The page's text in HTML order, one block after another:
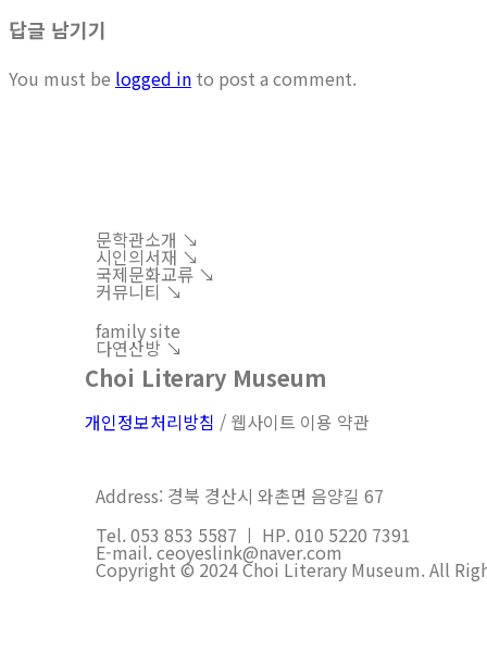
답글 남기기
You must be logged in to post a comment.
문학관소개 ↘︎
시인의서재 ↘︎
국제문화교류 ↘︎
커뮤니티 ↘︎
family site
다연산방 ↘︎
Choi Literary Museum
개인정보처리방침 / 웹사이트 이용 약관
Address: 경북 경산시 와촌면 음양길 67
Tel. 053 853 5587 ㅣ HP. 010 5220 7391
E-mail. ceoyeslink@naver.com
Copyright © 2024 Choi Literary Museum. All